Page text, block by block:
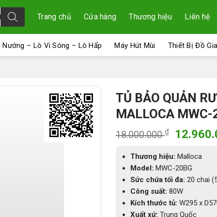
Trang chủ Cửa hàng Thương hiệu Liên hệ
Nướng – Lò Vi Sóng – Lò Hấp Máy Hút Mùi Thiết Bị Đồ
TỦ BẢO QUẢN
MALLOCA MWC-
18.000.000₫
Giá
là:
Thương hiệu: Malloca
Model: MWC-20BG
Sức chứa tối đa: 20 chai
Công suất: 80W
Kích thước tủ: W295 x
Xuất xứ: Trung Quốc